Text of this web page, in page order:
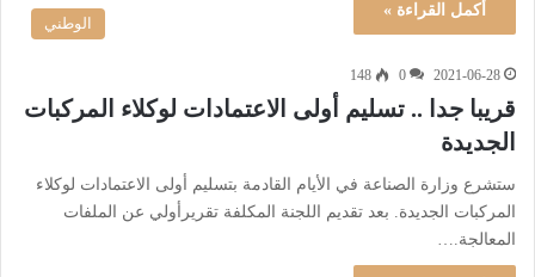
أكمل القراءة »
الوطني
2021-06-28
0
148
قريبا جدا .. تسليم أولى الاعتمادات لوكلاء المركبات
الجديدة
ستشرع وزارة الصناعة في الأيام القادمة بتسليم أولى الاعتمادات لوكلاء
المركبات الجديدة. بعد تقديم اللجنة المكلفة تقريرأولي عن الملفات
المعالجة.…